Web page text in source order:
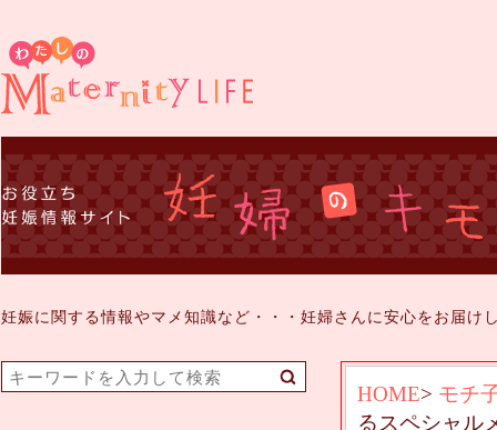
妊娠に関する情報やマメ知識など・・・妊婦さんに安心をお届け
HOME> モチ
るスペシャル